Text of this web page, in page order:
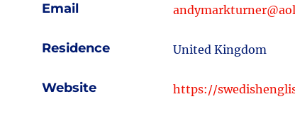
Email
Residence United Kingdom
Website https://